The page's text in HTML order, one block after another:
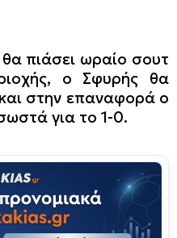
πιάσει ωραίο σουτ
ο Σφυρής θα
στην επαναφορά ο
για το 1-0.